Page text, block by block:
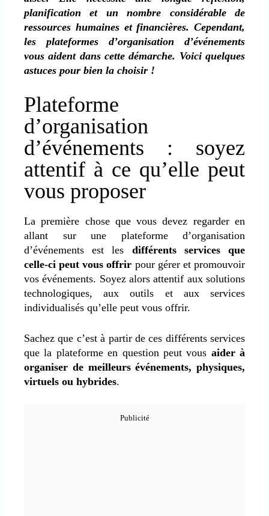
planification et un nombre considérable de
ressources humaines et financières. Cependant,
les plateformes d’organisation d’événements
vous aident dans cette démarche. Voici quelques
astuces pour bien la choisir !
Plateforme
d’organisation
d’événements : soyez
attentif à ce qu’elle peut
vous proposer
La première chose que vous devez regarder en
allant sur une plateforme d’organisation
d’événements est les différents services que
celle-ci peut vous offrir pour gérer et promouvoir
vos événements. Soyez alors attentif aux solutions
technologiques, aux outils et aux services
individualisés qu’elle peut vous offrir.
Sachez que c’est à partir de ces différents services
que la plateforme en question peut vous aider à
organiser de meilleurs événements, physiques,
virtuels ou hybrides.